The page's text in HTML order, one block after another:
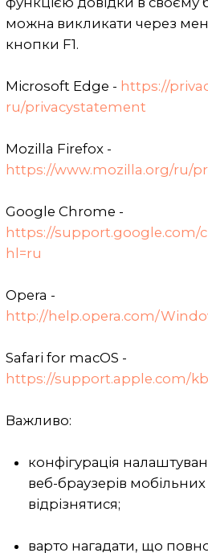
персональних даних тільки
уповноваженим працівникам, які
даних відповідно до вимог
згоди суб'єкта персональних
або уповноваженої ним особи
законом, і лише (якщо це
інтересах національної безпеки,
економічного добробуту та
людини.
Умови доступу до
даних
Порядок доступу до
володільцю персональних
обробку цих даних, або
вимог закону.
Користувач має право на